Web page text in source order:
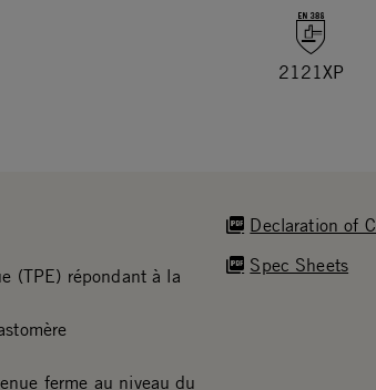
2121XP
(TPE) répondant à la
ferme au niveau du
Declaration of
Spec Sheets